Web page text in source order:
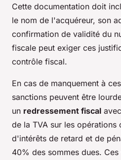
Cette documentation doit
le nom de l'acquéreur, son
confirmation de validité du
fiscale peut exiger ces
contrôle fiscal.
En cas de manquement à
sanctions peuvent être
un redressement fiscal
de la TVA sur les opérations
d'intérêts de retard et de
40% des sommes dues.